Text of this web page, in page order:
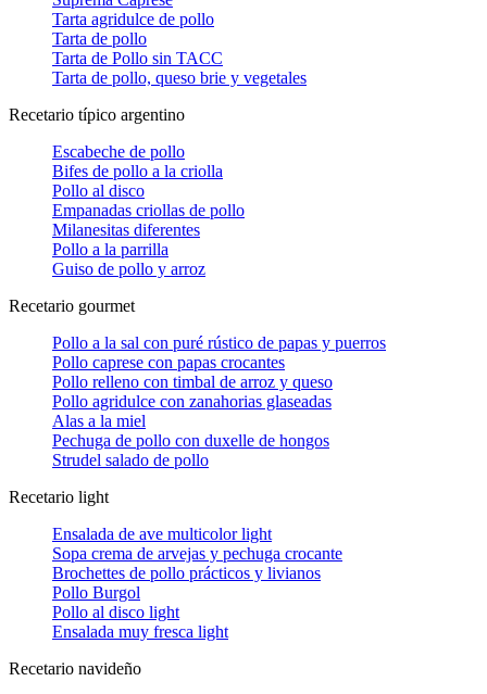
Tarta agridulce de pollo
Tarta de pollo
Tarta de Pollo sin TACC
Tarta de pollo, queso brie y vegetales
Recetario típico argentino
Escabeche de pollo
Bifes de pollo a la criolla
Pollo al disco
Empanadas criollas de pollo
Milanesitas diferentes
Pollo a la parrilla
Guiso de pollo y arroz
Recetario gourmet
Pollo a la sal con puré rústico de papas y puerros
Pollo caprese con papas crocantes
Pollo relleno con timbal de arroz y queso
Pollo agridulce con zanahorias glaseadas
Alas a la miel
Pechuga de pollo con duxelle de hongos
Strudel salado de pollo
Recetario light
Ensalada de ave multicolor light
Sopa crema de arvejas y pechuga crocante
Brochettes de pollo prácticos y livianos
Pollo Burgol
Pollo al disco light
Ensalada muy fresca light
Recetario navideño